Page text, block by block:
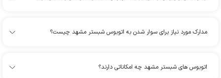
مدارک مورد نیاز برای سوار شدن به اتوبوس شبستر مشهد چیست؟
اتوبوس های شبستر مشهد چه امکاناتی دارند؟